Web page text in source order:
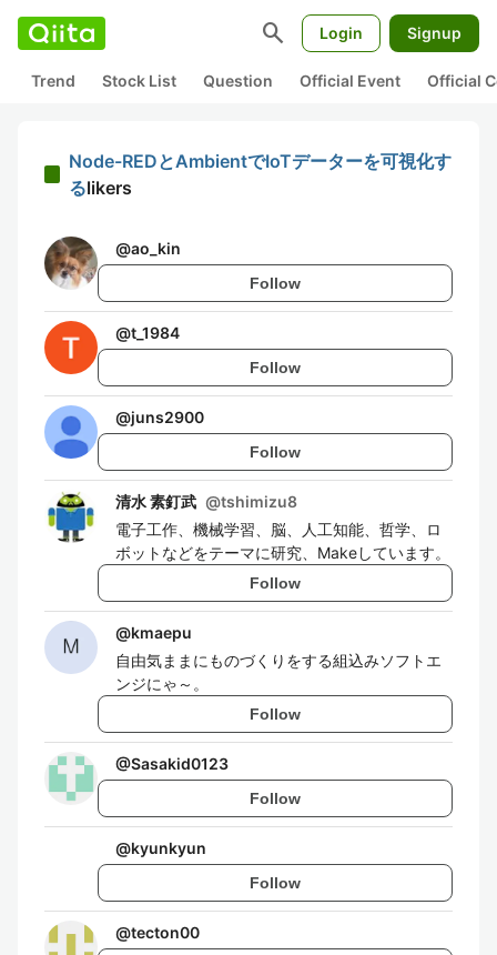
search Login Signup
Trend Stock List Question Official Event Official
Node-REDとAmbientでIoTデーターを可視化す
るlikers
@ao_kin
Follow
@t_1984
Follow
@juns2900
Follow
清水 素釘武 @tshimizu8
電子工作、機械学習、脳、人工知能、哲学、ロ
ボットなどをテーマに研究、Makeしています。
Follow
@kmaepu
自由気ままにものづくりをする組込みソフトエ
ンジにゃ～。
Follow
@Sasakid0123
Follow
@kyunkyun
Follow
@tecton00